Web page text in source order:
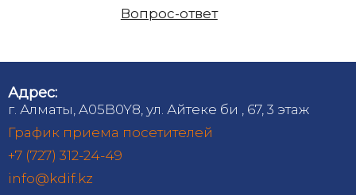
Вопрос-ответ
Адрес:
г. Алматы, A05B0Y8, ул. Айтеке би , 67, 3 этаж
График приема посетителей
+7 (727) 312-24-49
info@kdif.kz